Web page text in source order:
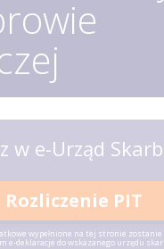
w e-Urząd
Rozliczenie PIT
wypełnione na tej stronie zostanie
e-deklaracje do wskazanego urzędu